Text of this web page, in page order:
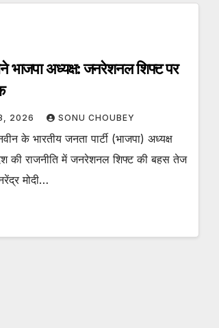
भाजपा अध्यक्ष: जनरेशनल शिफ्ट पर
2026 SONU CHOUBEY
के भारतीय जनता पार्टी (भाजपा) अध्यक्ष
की राजनीति में जनरेशनल शिफ्ट की बहस तेज
मोदी…